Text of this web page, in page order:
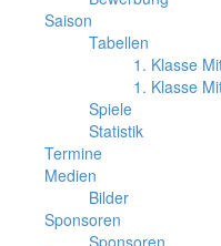
Saison
Tabellen
1. Klasse
1. Klasse
Spiele
Statistik
Termine
Medien
Bilder
Sponsoren
Sponsoren